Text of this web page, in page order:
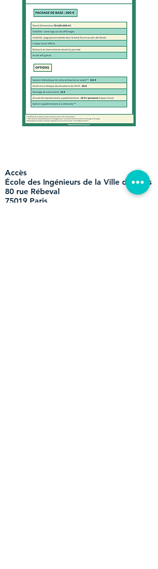
​Accès
École des Ingénieurs de la Ville de Paris
80 rue Rébeval
75019 Paris